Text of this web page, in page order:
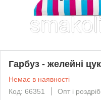
Гарбуз - желейні
Немає в наявності
Код: 66351
Опт і роздріб